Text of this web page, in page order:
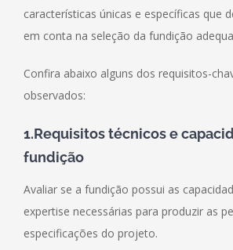
características únicas e específicas que
em conta na seleção da fundição
Confira abaixo alguns dos requisitos-
observados:
1.Requisitos técnicos e
fundição
Avaliar se a fundição possui as
expertise necessárias para produzir as
especificações do projeto.